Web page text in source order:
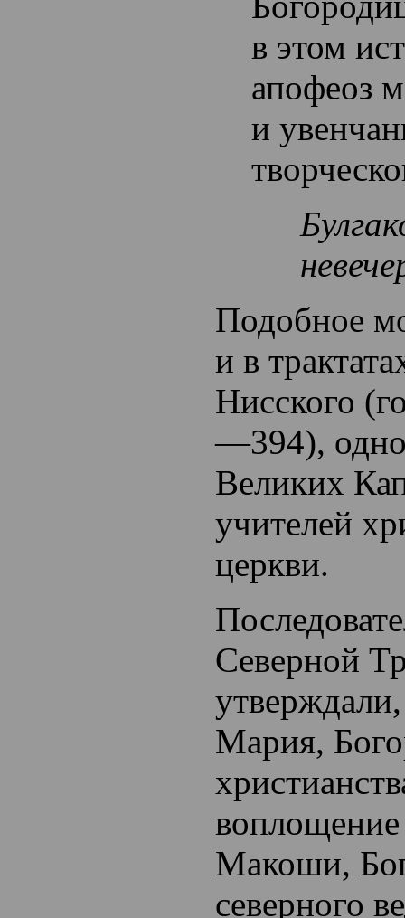
в этом
апофеоз
и
Подобное
и в
Нисского
—394),
Великих
учителей
церкви.
Северной
Мария,
воплощение
Макоши,
северного